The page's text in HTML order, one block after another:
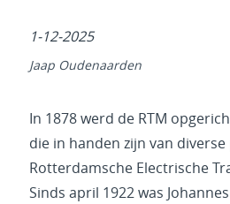
1-12-2025
Jaap Oudenaarden
In 1878 werd de RTM
die in handen zijn van
Rotterdamsche Electrische
Sinds april 1922 was